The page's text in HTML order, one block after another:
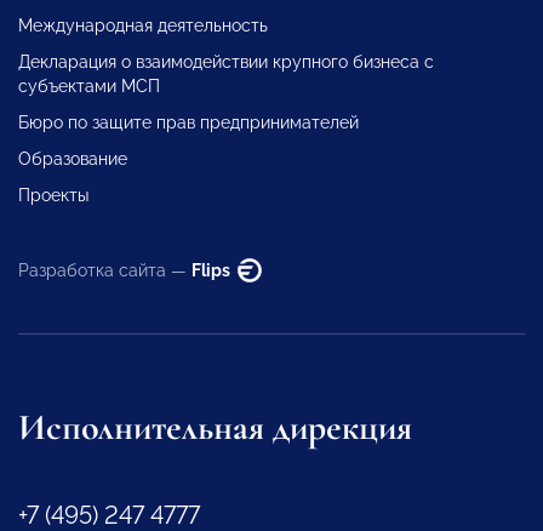
Международная деятельность
Декларация о взаимодействии крупного бизнеса с
субъектами МСП
Бюро по защите прав предпринимателей
Образование
Проекты
Разработка сайта — Flips
Исполнительная дирекция
+7 (495) 247 4777